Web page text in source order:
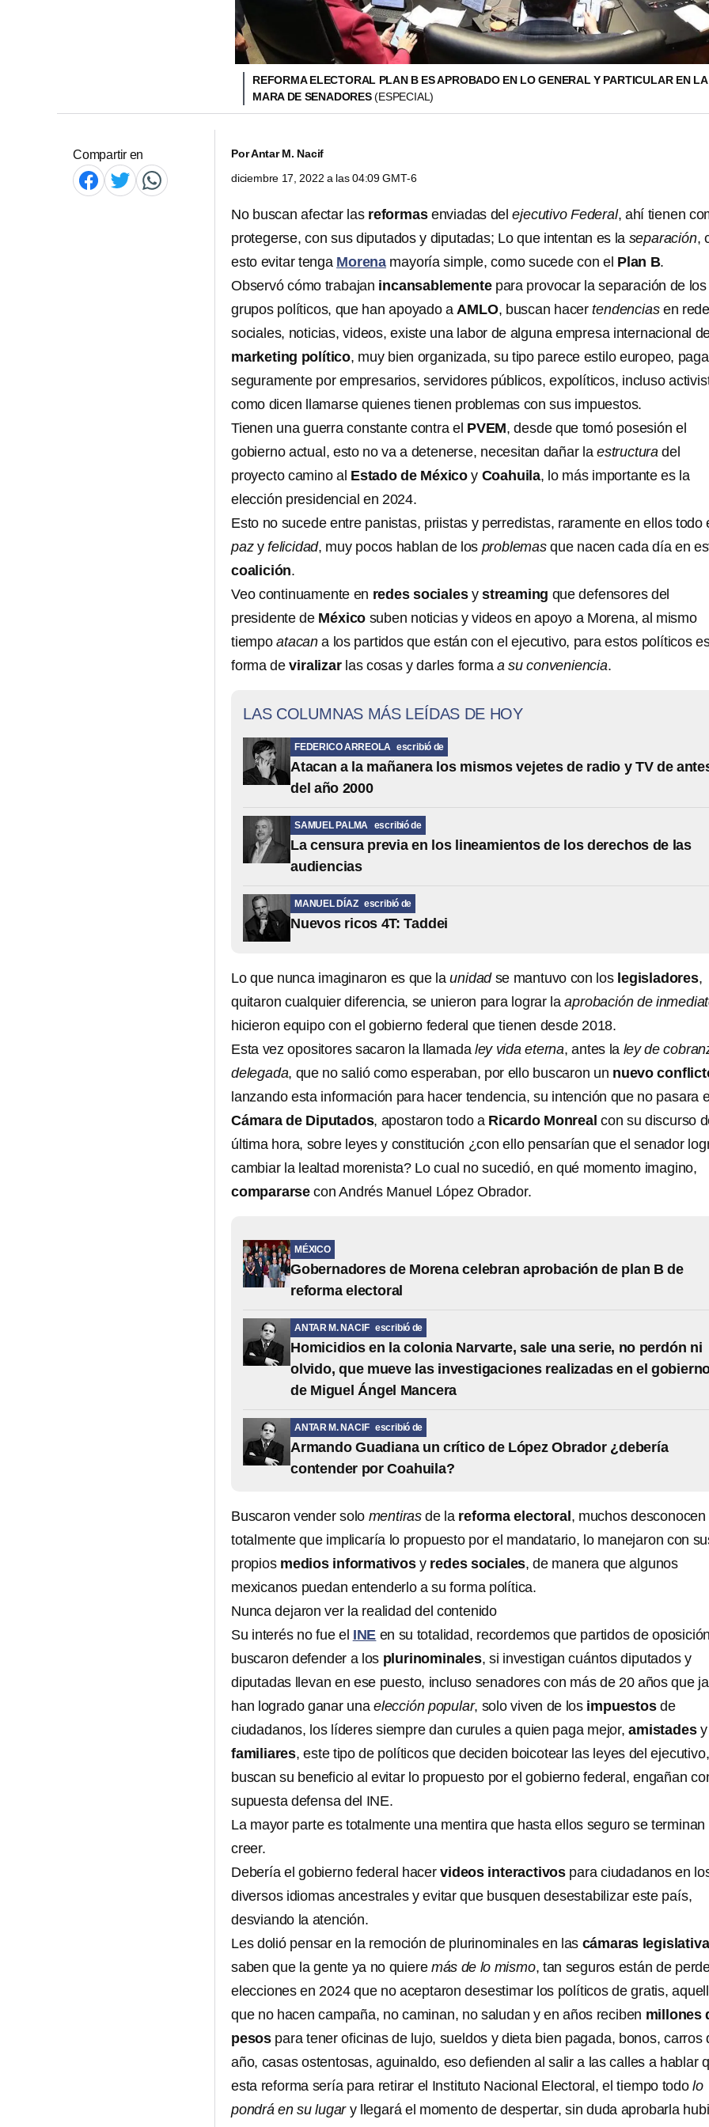
REFORMA ELECTORAL PLAN B ES APROBADO EN LO GENERAL Y PARTICULAR EN
MARA DE SENADORES(ESPECIAL)
Compartir en PorAntar M. Nacif
diciembre 17, 2022 a las 04:09 GMT-6
No buscan afectar las reformas enviadas delejecutivo Federal, ahí tienen
protegerse, con sus diputados y diputadas; Lo que intentan es la separación,
esto evitar tenga Morena mayoría simple, como sucede con el Plan B.
Observó cómo trabajan incansablemente para provocar la separación de los
grupos políticos, que han apoyado aAMLO, buscan hacertendencias en
sociales, noticias, videos, existe una labor de alguna empresa internacional
marketing político, muy bien organizada, su tipo parece estilo europeo,
seguramente por empresarios, servidores públicos, expolíticos, incluso
como dicen llamarse quienes tienen problemas con sus impuestos.
Tienen una guerra constante contra el PVEM, desde que tomó posesión el
gobierno actual, esto no va a detenerse, necesitan dañar la estructuradel
proyecto camino al Estado de Méxicoy Coahuila, lo más importante es la
elección presidencial en 2024.
Esto no sucede entre panistas, priistas y perredistas, raramente en ellos todo
paz yfelicidad, muy pocos hablan de los problemasque nacen cada día en
coalición.
Veo continuamente en redes socialesystreaming que defensores del
presidente de México suben noticias y videos en apoyo a Morena, al mismo
tiempoatacana los partidos que están con el ejecutivo, para estos políticos
forma deviralizar las cosas y darles formaa su conveniencia.
LAS COLUMNAS MÁS LEÍDAS DE HOY
FEDERICO ARREOLA escribió de
Atacan a la mañanera los mismos vejetes de radio y TV de
del año 2000
SAMUEL PALMA escribió de
La censura previa en los lineamientos de los derechos de las
audiencias
MANUEL DÍAZ escribió de
Nuevos ricos 4T: Taddei
Lo que nunca imaginaron es que launidad se mantuvo con los legisladores,
quitaron cualquier diferencia, se unieron para lograr laaprobación de
hicieron equipo con el gobierno federal que tienen desde 2018.
Esta vez opositores sacaron la llamada ley vida eterna, antes la ley de
delegada, que no salió como esperaban, por ello buscaron un nuevo
lanzando esta información para hacer tendencia, su intención que no pasara
Cámara de Diputados, apostaron todo a Ricardo Monrealcon su discurso
última hora, sobre leyes y constitución ¿con ello pensarían que el senador
cambiar la lealtad morenista? Lo cual no sucedió, en qué momento imagino,
compararsecon Andrés Manuel López Obrador.
MÉXICO
Gobernadores de Morena celebran aprobación de plan B de
reforma electoral
ANTAR M. NACIF escribió de
Homicidios en la colonia Narvarte, sale una serie, no perdón ni
olvido, que mueve las investigaciones realizadas en el
de Miguel Ángel Mancera
ANTAR M. NACIF escribió de
Armando Guadiana un crítico de López Obrador ¿debería
contender por Coahuila?
Buscaron vender solo mentirasde la reforma electoral , muchos desconocen
totalmente que implicaría lo propuesto por el mandatario, lo manejaron con
propios medios informativosy redes sociales, de manera que algunos
mexicanos puedan entenderlo a su forma política.
Nunca dejaron ver la realidad del contenido
Su interés no fue el INE en su totalidad, recordemos que partidos de oposición
buscaron defender a los plurinominales, si investigan cuántos diputados y
diputadas llevan en ese puesto, incluso senadores con más de 20 años que
han logrado ganar unaelección popular, solo viven de los impuestosde
ciudadanos, los líderes siempre dan curules a quien paga mejor,amistades y
familiares, este tipo de políticos que deciden boicotear las leyes del ejecutivo,
buscan su beneficio al evitar lo propuesto por el gobierno federal, engañan
supuesta defensa del INE.
La mayor parte es totalmente una mentira que hasta ellos seguro se terminan
creer.
Debería el gobierno federal hacervideos interactivos para ciudadanos en
diversos idiomas ancestrales y evitar que busquen desestabilizar este país,
desviando la atención.
Les dolió pensar en la remoción de plurinominales en las cámaras
saben que la gente ya no quiere más de lo mismo, tan seguros están de
elecciones en 2024 que no aceptaron desestimar los políticos de gratis,
que no hacen campaña, no caminan, no saludan y en años reciben millones
pesos para tener oficinas de lujo, sueldos y dieta bien pagada, bonos, carros
año, casas ostentosas, aguinaldo, eso defienden al salir a las calles a hablar
esta reforma sería para retirar el Instituto Nacional Electoral, el tiempo todolo
pondrá en su lugary llegará el momento de despertar, sin duda aprobarla